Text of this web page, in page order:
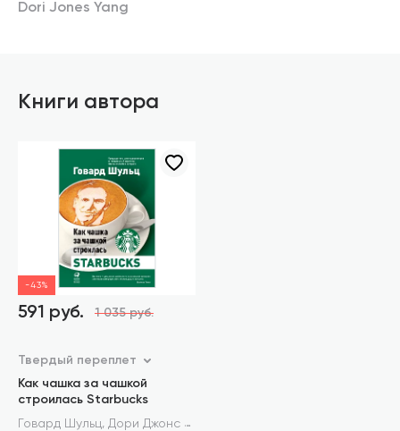
Dori Jones Yang
Книги автора
-43%
591 руб. 1 035 руб.
Твердый переплет
Как чашка за чашкой
строилась Starbucks
Говард Шульц, Дори Джонс Йенг